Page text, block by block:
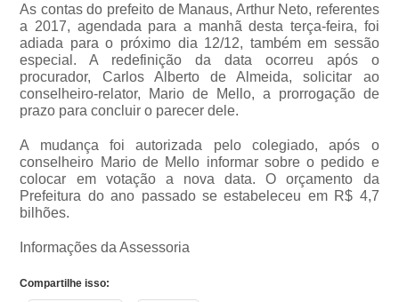
As contas do prefeito de Manaus, Arthur Neto, referentes
a 2017, agendada para a manhã desta terça-feira, foi
adiada para o próximo dia 12/12, também em sessão
especial. A redefinição da data ocorreu após o
procurador, Carlos Alberto de Almeida, solicitar ao
conselheiro-relator, Mario de Mello, a prorrogação de
prazo para concluir o parecer dele.
A mudança foi autorizada pelo colegiado, após o
conselheiro Mario de Mello informar sobre o pedido e
colocar em votação a nova data. O orçamento da
Prefeitura do ano passado se estabeleceu em R$ 4,7
bilhões.
Informações da Assessoria
Compartilhe isso: